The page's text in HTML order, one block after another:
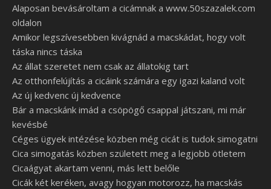
Alaposan bevásároltam a cicámnak a www.50szazalek.com
oldalon
Amikor legszívesebben kivágnád a macskádat, hogy volt
táska nincs táska
Az állat szeretet nem csak az állatokig tart
Az otthonfelújítás a cicáink számára egy igazi kaland volt
Az új kedvenc új kedvence
Bár a macskánk imád a csöpögő csappal játszani, mi már
kevésbé
Céges ügyek intézése közben még cicát is tudok simogatni
Cica simogatás közben született meg a legjobb ötletem
Cicaágyat akartam venni, más lett belőle
Cicák két keréken, avagy hogyan motorozz, ha macskás